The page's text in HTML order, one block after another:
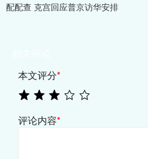
配配查 克宫回应普京访华安排
本文评分*
评论内容*